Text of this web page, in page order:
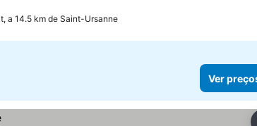
a 14.5 km de Saint-Ursanne
Ver